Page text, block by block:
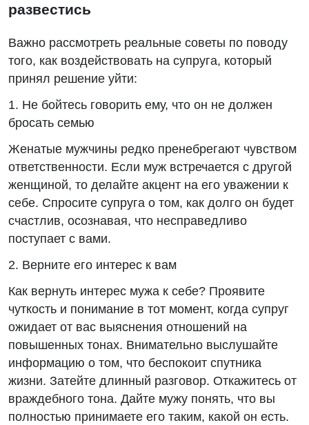
развестись
Важно рассмотреть реальные советы по поводу
того, как воздействовать на супруга, который
принял решение уйти:
1. Не бойтесь говорить ему, что он не должен
бросать семью
Женатые мужчины редко пренебрегают чувством
ответственности. Если муж встречается с другой
женщиной, то делайте акцент на его уважении к
себе. Спросите супруга о том, как долго он будет
счастлив, осознавая, что несправедливо
поступает с вами.
2. Верните его интерес к вам
Как вернуть интерес мужа к себе? Проявите
чуткость и понимание в тот момент, когда супруг
ожидает от вас выяснения отношений на
повышенных тонах. Внимательно выслушайте
информацию о том, что беспокоит спутника
жизни. Затейте длинный разговор. Откажитесь от
враждебного тона. Дайте мужу понять, что вы
полностью принимаете его таким, какой он есть.